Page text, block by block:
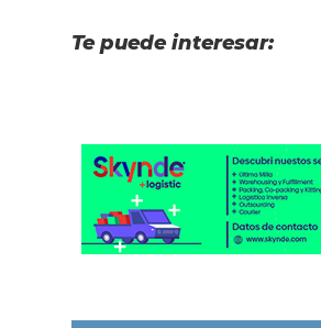
Te puede interesar: